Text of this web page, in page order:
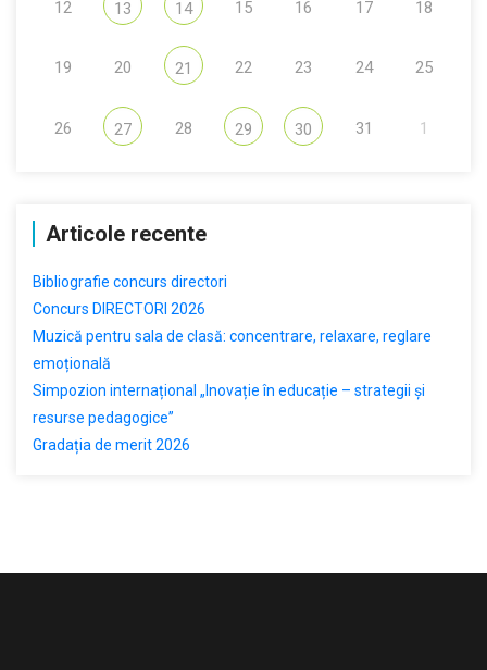
12 13 14 15 16 17 18
19 20 21 22 23 24 25
26 27 28 29 30 31 1
Articole recente
Bibliografie concurs directori
Concurs DIRECTORI 2026
Muzică pentru sala de clasă: concentrare, relaxare, reglare
emoțională
Simpozion internațional „Inovație în educație – strategii și
resurse pedagogice”
Gradația de merit 2026